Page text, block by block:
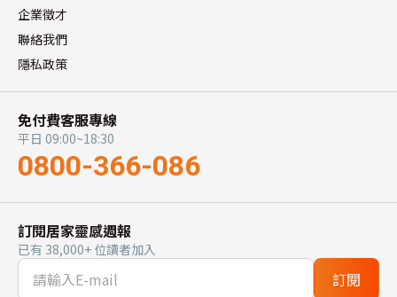
企業徵才
聯絡我們
隱私政策
免付費客服專線
平日 09:00~18:30
0800-366-086
訂閱居家靈感週報
已有 38,000+ 位讀者加入
訂閱